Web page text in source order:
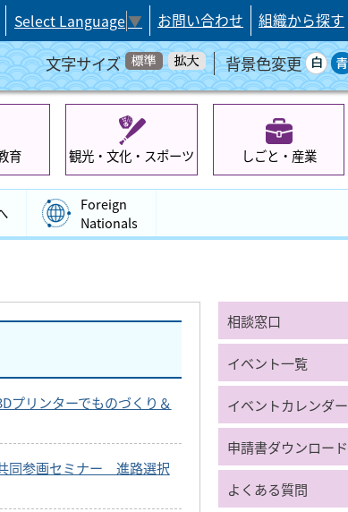
Select Language▼ お問い合わせ 組織から探す
文字サイズ 背景色変更
育 観光・文化・スポーツ しごと・産業
Foreign
Nationals
プリンターでものづくり＆
同参画セミナー 進路選択
相談窓口
イベント一覧
イベントカレンダー
申請書ダウンロード
よくある質問